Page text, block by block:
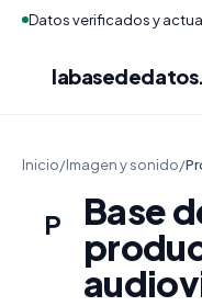
labasededatos
Inicio/Imagen y sonido/
P
Base